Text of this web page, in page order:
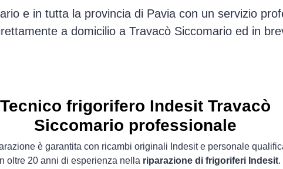
e in tutta la provincia di Pavia con un servizio
a domicilio a Travacò Siccomario ed in
Tecnico frigorifero Indesit Travacò
Siccomario professionale
è garantita con ricambi originali Indesit e personale
oltre 20 anni di esperienza nella riparazione di frigoriferi Indesit.